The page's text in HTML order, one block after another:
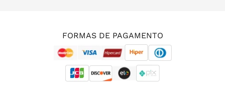
FORMAS DE PAGAMENTO